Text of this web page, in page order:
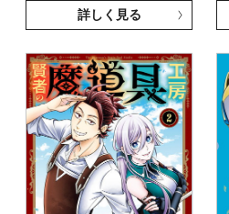
詳しく見る